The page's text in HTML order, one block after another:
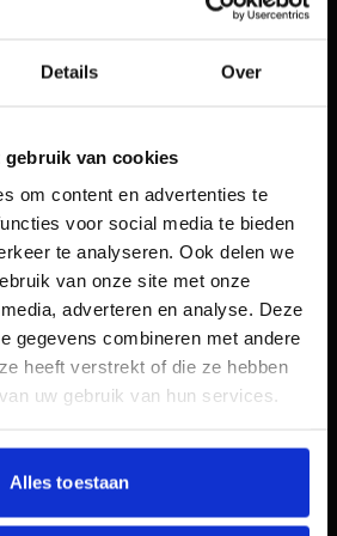
Details Over
gebruik van cookies
om content en advertenties te
voor social media te bieden
te analyseren. Ook delen we
van onze site met onze
adverteren en analyse. Deze
gegevens combineren met andere
heeft verstrekt of die ze hebben
uw gebruik van hun services.
Alles toestaan
een persoonlijke
benadering binnen e-mail
*voornaam*’.
hier niet meer in en zijn er
zo gevoelig voor. De lezer
waarde. Lever je dat
nieuwsbrief niet goed
en zeker niet opgevolgd
een persoonlijke benadering te
dat je jouw lezers kent.
gedaan heb je dus al
ze en je weet waar ze in